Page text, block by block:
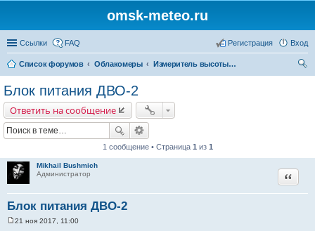
omsk-meteo.ru
Ссылки FAQ Вход
Регистрация
Список форумов Облакомеры
Измеритель высоты облаков ДВО-2
Блок питания ДВО-2
Ответить на сообщение
1 сообщение • Страница 1 из 1
Mikhail Bushmich
Администратор
Блок питания ДВО-2
Цитата
21 ноя 2017, 11:00